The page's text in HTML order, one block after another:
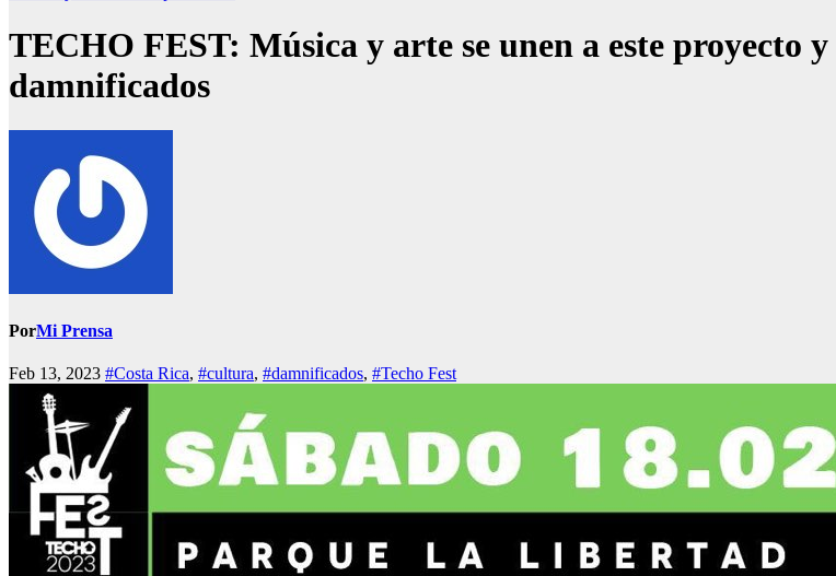
TECHO FEST: Música y arte se unen a este proyecto
damnificados
PorMi Prensa
Feb 13, 2023 #Costa Rica, #cultura, #damnificados, #Techo Fest